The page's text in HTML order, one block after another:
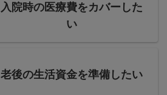
入院時の医療費をカバーした
い
老後の生活資金を準備したい